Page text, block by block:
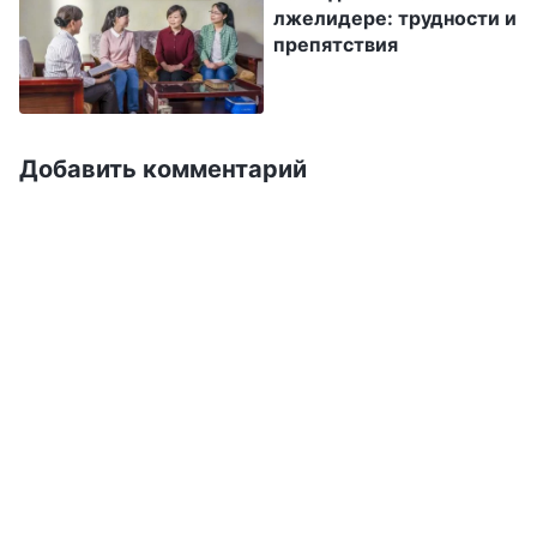
могла дышать. Этот перевод так расстроил
меня, что я не спала всю ночь.
На следующий день проводилось собрание
работников по поливу, и я увидела куратора
лжелидере: трудности и
препятствия
Добавить комментарий